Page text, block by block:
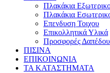
Πλακάκια
Πλακάκια
Επενδυση Τοιχου
Επικολλητικά Υλικά
Προσφορές Δαπέδου
ΠΙΣΙΝΑ
ΕΠΙΚΟΙΝΩΝΙΑ
ΤΑ ΚΑΤΑΣΤΗΜΑΤΑ